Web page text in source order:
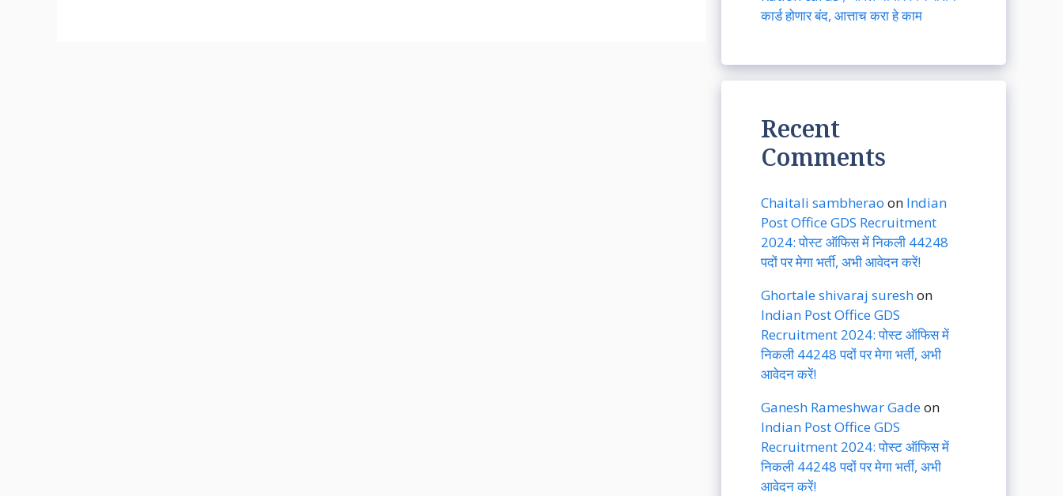
कार्ड होणार बंद, आत्ताच करा हे काम
Recent
Comments
Chaitali sambherao on Indian
Post Office GDS Recruitment
2024: पोस्ट ऑफिस में निकली 44248
पदों पर मेगा भर्ती, अभी आवेदन करें!
Ghortale shivaraj sureshon
Indian Post Office GDS
Recruitment 2024: पोस्ट ऑफिस में
निकली 44248 पदों पर मेगा भर्ती, अभी
आवेदन करें!
Ganesh Rameshwar Gadeon
Indian Post Office GDS
Recruitment 2024: पोस्ट ऑफिस में
निकली 44248 पदों पर मेगा भर्ती, अभी
आवेदन करें!